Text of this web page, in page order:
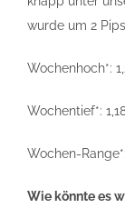
wurde um 2
Wochenhoch*:
Wochentief*:
Wochen-
Wie könnte es